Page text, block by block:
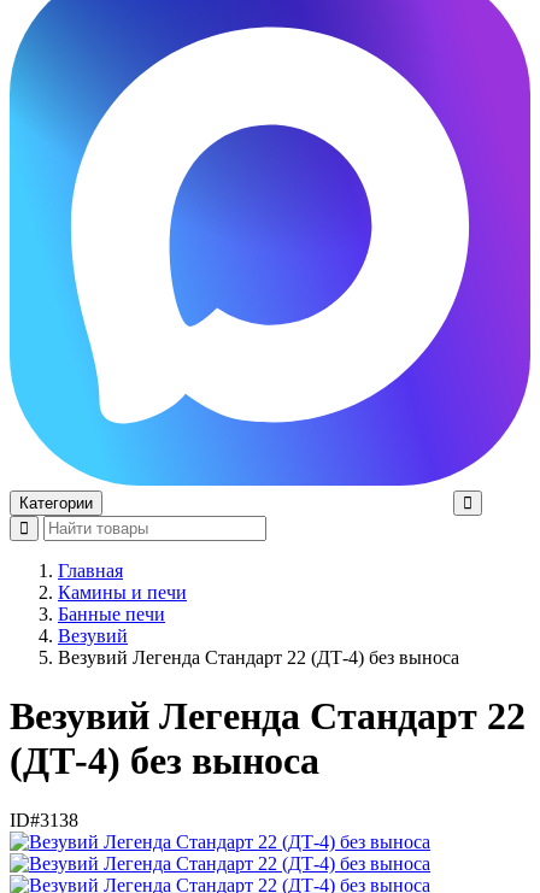
Категории
Главная
Камины и печи
Банные печи
Везувий
Везувий Легенда Стандарт 22 (ДТ-4) без выноса
Везувий Легенда Стандарт 22
(ДТ-4) без выноса
ID#3138